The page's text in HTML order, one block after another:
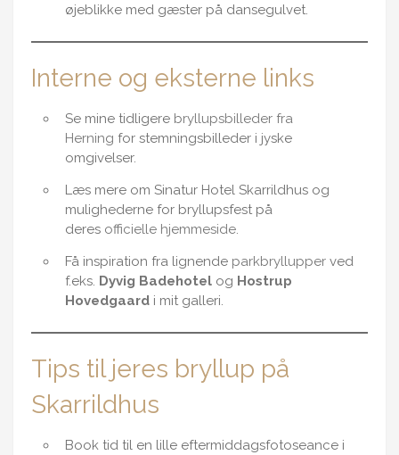
øjeblikke med gæster på dansegulvet.
Interne og eksterne links
Se mine tidligere bryllupsbilleder fra
Herning for stemningsbilleder i jyske
omgivelser.
Læs mere om Sinatur Hotel Skarrildhus og
mulighederne for bryllupsfest på
deres officielle hjemmeside
Få inspiration fra lignende parkbryllupper ved
f.eks. Dyvig Badehotel og Hostrup
Hovedgaard i mit galleri.
Tips til jeres bryllup på
Skarrildhus
Book tid til en lille eftermiddagsfotoseance i